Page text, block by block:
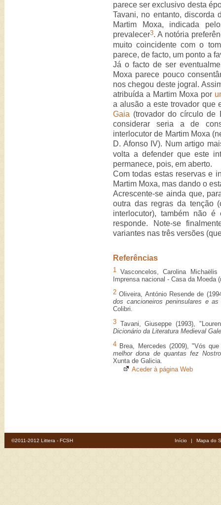
parece ser exclusivo desta
Tavani, no entanto, discorda
Martim Moxa, indicada
prevalecer3. A notória
muito coincidente com o
parece, de facto, um ponto a
Já o facto de ser
Moxa parece pouco
nos chegou deste jogral.
atribuída a Martim Moxa por
a alusão a este trovador que
Gaia (trovador do círculo de
considerar seria a de
interlocutor de Martim Moxa
D. Afonso IV). Num artigo
volta a defender que este
permanece, pois, em aberto.
Com todas estas reservas e
Martim Moxa, mas dando o
Acrescente-se ainda que,
outra das regras da tenção
interlocutor), também não
responde. Note-se
variantes nas três versões
Referências
1
Vasconcelos, Carolina
Imprensa nacional - Casa da
2 Oliveira, António Resende de
dos cancioneiros peninsulares e
Colibri.
3 Tavani, Giuseppe (1993),
Dicionário da Literatura Medieval
4 Brea, Mercedes (2009), "Vós
melhor dona de quantas fez
Xunta de Galicia.
Aceder à página Web
©2011-2012 Littera - FCSH Início | Mapa do